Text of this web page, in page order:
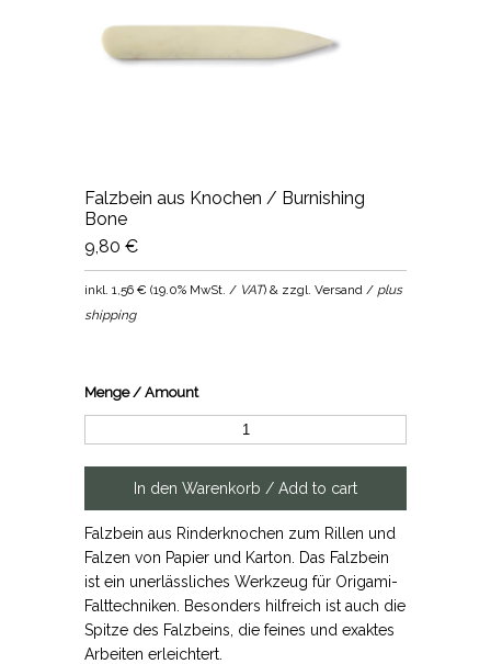
Falzbein aus Knochen / Burnishing
Bone
9,80 €
inkl.1,56 € (19.0% MwSt. / VAT) & zzgl. Versand / plus
shipping
Menge / Amount
Falzbein aus Rinderknochen zum Rillen und
Falzen von Papier und Karton. Das Falzbein
ist ein unerlässliches Werkzeug für Origami-
Falttechniken. Besonders hilfreich ist auch die
Spitze des Falzbeins, die feines und exaktes
Arbeiten erleichtert.